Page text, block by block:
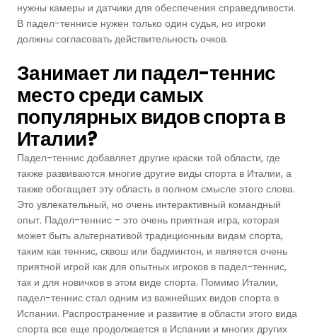
нужны камеры и датчики для обеспечения справедливости.
В падел-теннисе нужен только один судья, но игроки
должны согласовать действительность очков.
Занимает ли падел-теннис
место среди самых
популярных видов спорта в
Италии?
Падел-теннис добавляет другие краски той области, где
также развиваются многие другие виды спорта в Италии, а
также обогащает эту область в полном смысле этого слова.
Это увлекательный, но очень интерактивный командный
опыт. Падел-теннис - это очень приятная игра, которая
может быть альтернативой традиционным видам спорта,
таким как теннис, сквош или бадминтон, и является очень
приятной игрой как для опытных игроков в падел-теннис,
так и для новичков в этом виде спорта. Помимо Италии,
падел-теннис стал одним из важнейших видов спорта в
Испании. Распространение и развитие в области этого вида
спорта все еще продолжается в Испании и многих других